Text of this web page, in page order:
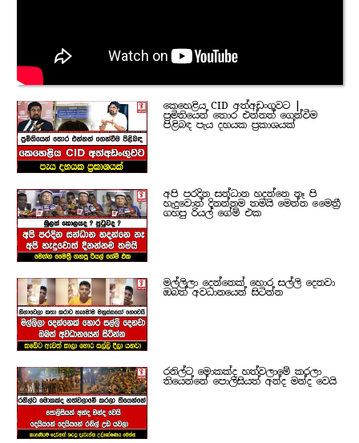
කෙහෙළිය CID අත්අඩංගුවට |
ප්‍රමිතියෙන් තොර එන්නත් ගෙන්වීම
පිළිබඳ පැය දහයක ප්‍රකාශයක්
අපි පරදින සන්ධාන හදන්නෙ නෑ පි
හැදුවොත් දිනන්නම තමයි මෙන්න මෛත්‍රී
ගහපු රියල් ගේම් එක
මල්ලිලා දෙන්නෙක් හොර සල්ලි දෙනවා
ඔබත් අවධානයෙන් සිටින්න
රනිල්ට මොකක්ද හත්වලාමේ කරලා
තියෙන්නේ පොලිසියත් අන්ද මන්ද වෙයි